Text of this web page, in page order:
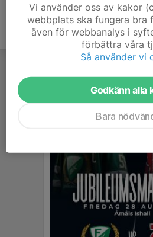
Vi använder oss av kakor
webbplats ska fungera bra
även för webbanalys i
förbättra våra
Så använder vi
Godkänn alla
Bara